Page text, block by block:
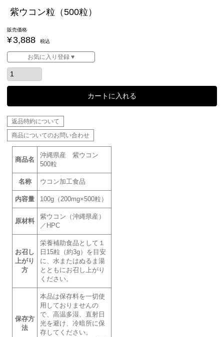
紫ウコン粒（500粒）
販売価格
¥3,888 税込
お気に入り登録 ♥
カートに入れる
返品特約について
商品についてのお問い合わせ
商品名
沖縄県産 紫ウコン
500粒
名称 ウコン加工食品
内容量 100g（200mg×500粒）
原材料
紫ウコン（沖縄県産）
／HPC
お召し
上がり
方
栄養補助食品として１
日15粒（約3g）を目安
に、水またはぬるま湯
とともにお召し上がり
ください。
保存方
法
本品は保存料を一切使
用しておりませんの
で、高温多湿、直射日
光を避け、冷暗所に保
存してください。